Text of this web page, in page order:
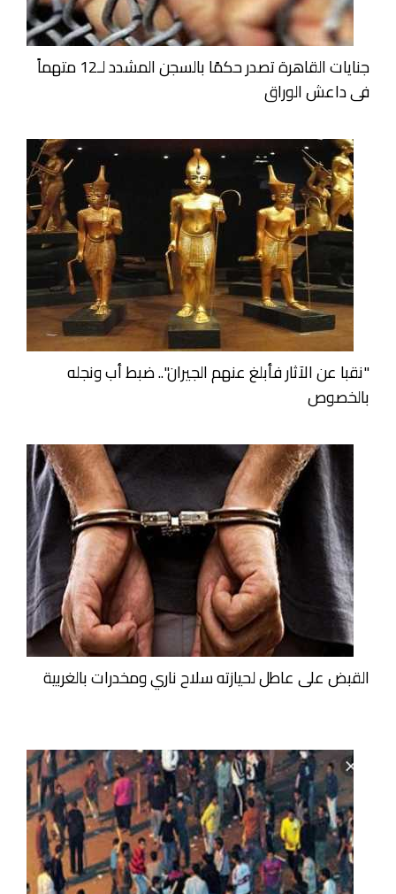
جنايات القاهرة تصدر حكمًا بالسجن المشدد لـ12 متهماً
فى داعش الوراق
"نقبا عن الآثار فأبلغ عنهم الجيران".. ضبط أب ونجله
بالخصوص
القبض على عاطل لحيازته سلاح ناري ومخدرات بالغربية